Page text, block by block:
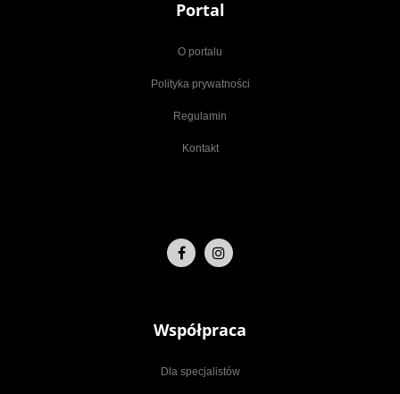
Portal
O portalu
Polityka prywatności
Regulamin
Kontakt
Współpraca
Dla specjalistów